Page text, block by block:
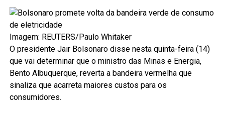
Imagem: REUTERS/Paulo Whitaker
O presidente Jair Bolsonaro disse nesta quinta-feira (14)
que vai determinar que o ministro das Minas e Energia,
Bento Albuquerque, reverta a bandeira vermelha que
sinaliza que acarreta maiores custos para os
consumidores.